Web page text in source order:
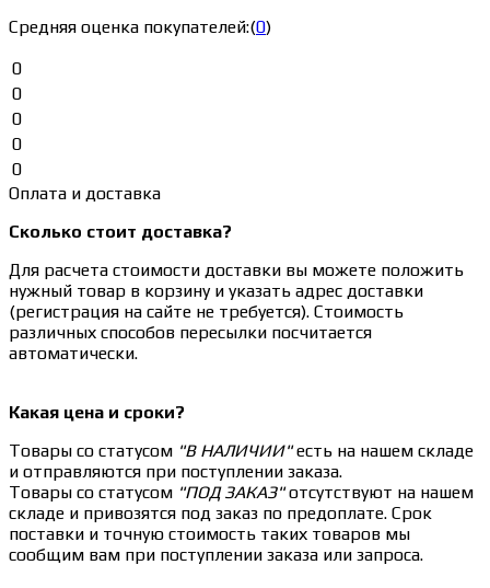
Средняя оценка покупателей:(0)
0
0
0
0
0
Оплата и доставка
Сколько стоит доставка?
Для расчета стоимости доставки вы можете положить
нужный товар в корзину и указать адрес доставки
(регистрация на сайте не требуется). Стоимость
различных способов пересылки посчитается
автоматически.
Какая цена и сроки?
Товары со статусом "В НАЛИЧИИ"есть на нашем складе
и отправляются при поступлении заказа.
Товары со статусом "ПОД ЗАКАЗ"отсутствуют на нашем
складе и привозятся под заказ по предоплате. Срок
поставки и точную стоимость таких товаров мы
сообщим вам при поступлении заказа или запроса.